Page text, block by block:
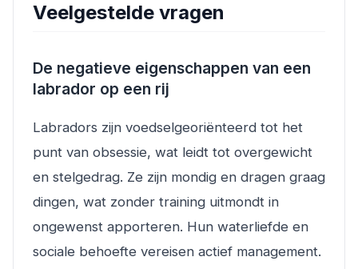
Veelgestelde vragen
De negatieve eigenschappen van een
labrador op een rij
Labradors zijn voedselgeoriënteerd tot het
punt van obsessie, wat leidt tot overgewicht
en stelgedrag. Ze zijn mondig en dragen graag
dingen, wat zonder training uitmondt in
ongewenst apporteren. Hun waterliefde en
sociale behoefte vereisen actief management.